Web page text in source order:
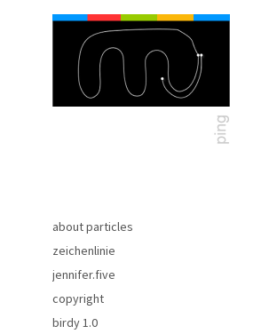
about particles
zeichenlinie
jennifer.five
copyright
birdy 1.0